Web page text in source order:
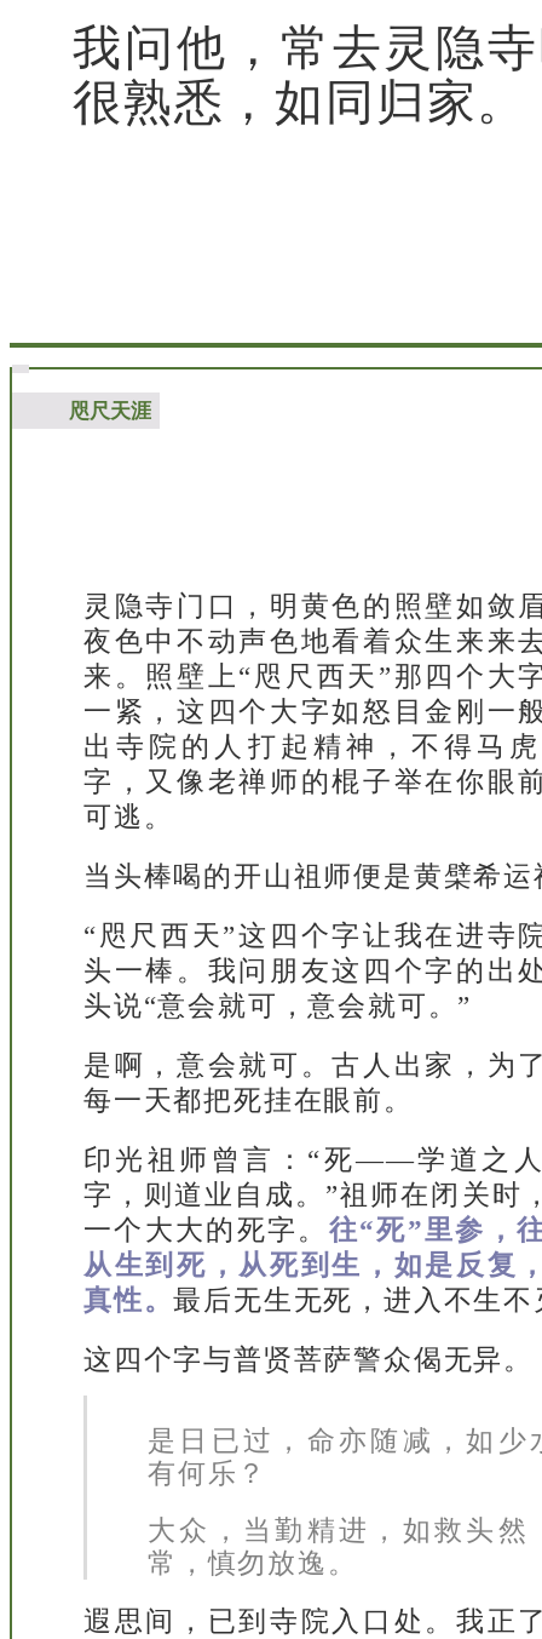
我问他，常去灵隐
很熟悉，如同归家。
咫尺天涯
灵隐寺门口，明黄色的照壁如敛
夜色中不动声色地看着众生来来
来。照壁上“咫尺西天”那四个大
一紧，这四个大字如怒目金刚一
出寺院的人打起精神，不得马
字，又像老禅师的棍子举在你眼
可逃。
当头棒喝的开山祖师便是黄檗希运
“咫尺西天”这四个字让我在进寺
头一棒。我问朋友这四个字的出
头说“意会就可，意会就可。”
是啊，意会就可。古人出家，为
每一天都把死挂在眼前。
印光祖师曾言：“死——学道之
字，则道业自成。”祖师在闭关时
一个大大的死字。 往“死”里参，
从生到死，从死到生，如是反复
真性。最后无生无死，进入不生不
这四个字与普贤菩萨警众偈无异。
是日已过，命亦随减，如少
有何乐？
大众，当勤精进，如救头然
常，慎勿放逸。
遐思间，已到寺院入口处。我正